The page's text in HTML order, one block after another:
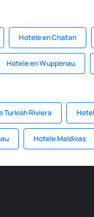
Hotele en Chatan
Hotele en Wuppenau
Turkish Riviera
Hotele Maldivas